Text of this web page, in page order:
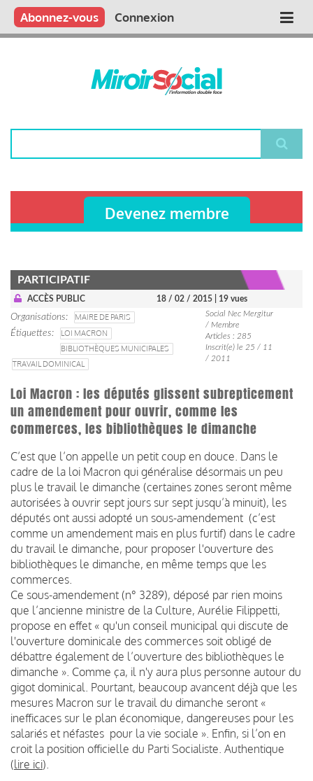
Aller
contenu
Main
Qui sommes nous ?
Vous publiez
Nous publions
Contactez-nous
Abonnez-vous Connexion
Devenez membre
PARTICIPATIF
ACCÈS PUBLIC 18 / 02 / 2015 | 19 vues
Organisations
MAIRE DE PARIS
Étiquettes
LOI MACRON
BIBLIOTHÈQUES MUNICIPALES
TRAVAIL DOMINICAL
Social Nec Mergitur
/ Membre
Articles : 285
Inscrit(e) le 25 / 11
/ 2011
Loi Macron : les députés glissent subrepticement
un amendement pour ouvrir, comme les
commerces, les bibliothèques le dimanche
C’est que l’on appelle un petit coup en douce. Dans le
cadre de la loi Macron qui généralise désormais un peu
plus le travail le dimanche (certaines zones seront même
autorisées à ouvrir sept jours sur sept jusqu’à minuit), les
députés ont aussi adopté un sous-amendement (c’est
comme un amendement mais en plus furtif) dans le cadre
du travail le dimanche, pour proposer l'ouverture des
bibliothèques le dimanche, en même temps que les
commerces.
Ce sous-amendement (n° 3289), déposé par rien moins
que l’ancienne ministre de la Culture, Aurélie Filippetti,
propose en effet « qu'un conseil municipal qui discute de
l'ouverture dominicale des commerces soit obligé de
débattre également de l’ouverture des bibliothèques le
dimanche ». Comme ça, il n'y aura plus personne autour du
gigot dominical. Pourtant, beaucoup avancent déjà que les
mesures Macron sur le travail du dimanche seront «
inefficaces sur le plan économique, dangereuses pour les
salariés et néfastes pour la vie sociale ». Enfin, si l’on en
croit la position officielle du Parti Socialiste. Authentique
(lire ici).